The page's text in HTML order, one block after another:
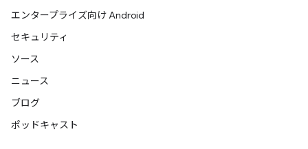
エンタープライズ向け Android
セキュリティ
ソース
ニュース
ブログ
ポッドキャスト